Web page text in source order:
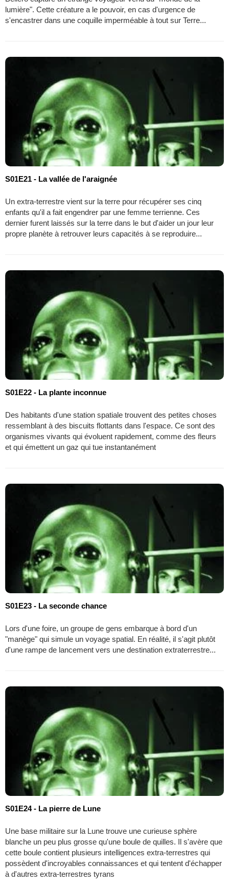
lumière". Cette créature a le pouvoir, en cas d'urgence de
s'encastrer dans une coquille imperméable à tout sur Terre...
S01E21 - La vallée de l'araignée
Un extra-terrestre vient sur la terre pour récupérer ses cinq
enfants qu'il a fait engendrer par une femme terrienne. Ces
dernier furent laissés sur la terre dans le but d'aider un jour leur
propre planète à retrouver leurs capacités à se reproduire...
S01E22 - La plante inconnue
Des habitants d'une station spatiale trouvent des petites choses
ressemblant à des biscuits flottants dans l'espace. Ce sont des
organismes vivants qui évoluent rapidement, comme des fleurs
et qui émettent un gaz qui tue instantanément
S01E23 - La seconde chance
Lors d'une foire, un groupe de gens embarque à bord d'un
"manège" qui simule un voyage spatial. En réalité, il s'agit plutôt
d'une rampe de lancement vers une destination extraterrestre...
S01E24 - La pierre de Lune
Une base militaire sur la Lune trouve une curieuse sphère
blanche un peu plus grosse qu'une boule de quilles. Il s'avère que
cette boule contient plusieurs intelligences extra-terrestres qui
possèdent d'incroyables connaissances et qui tentent d'échapper
à d'autres extra-terrestres tyrans